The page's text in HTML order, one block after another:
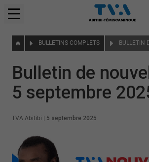
BULLETINS COMPLETS
Bulletin de
5 septembre
TVA Abitibi 5 septembre 2025